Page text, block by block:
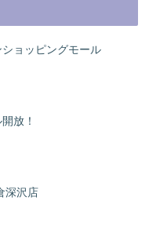
ョッピングモール
放！
深沢店